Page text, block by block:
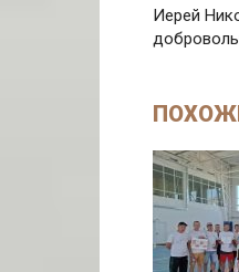
Иерей